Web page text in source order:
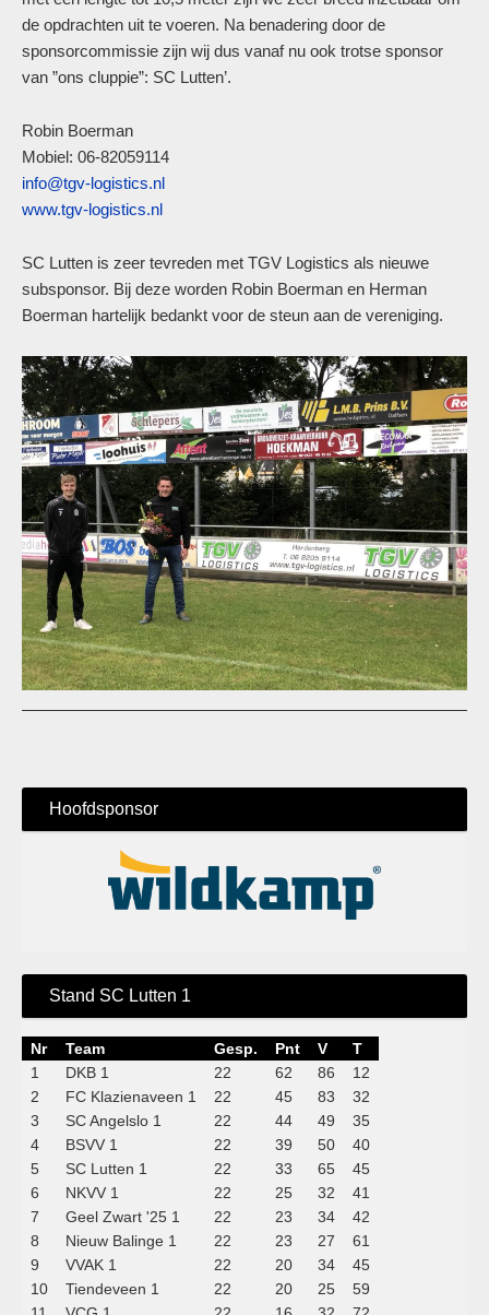
de opdrachten uit te voeren. Na benadering door de
sponsorcommissie zijn wij dus vanaf nu ook trotse sponsor
van ”ons cluppie”: SC Lutten’.
Robin Boerman
Mobiel: 06-82059114
info@tgv-logistics.nl
www.tgv-logistics.nl
SC Lutten is zeer tevreden met TGV Logistics als nieuwe
subsponsor. Bij deze worden Robin Boerman en Herman
Boerman hartelijk bedankt voor de steun aan de vereniging.
Hoofdsponsor
Stand SC Lutten 1
Nr Team Gesp. Pnt V
T
1
DKB 1 22 62 86
12
2
FC Klazienaveen 1 22 45 83
32
3
SC Angelslo 1 22 44 49
35
4
BSVV 1 22 39 50
40
5
SC Lutten 1 22 33 65
45
6
NKVV 1 22 25 32
41
7
Geel Zwart '25 1 22 23 34
42
8
Nieuw Balinge 1 22 23 27
61
9
VVAK 1 22 20 34
45
10
Tiendeveen 1 22 20 25
59